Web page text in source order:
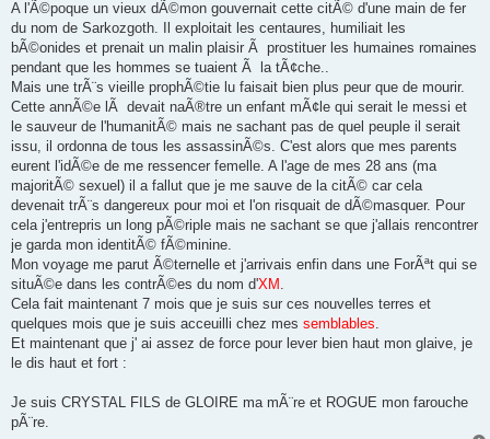
A l'Ã©poque un vieux dÃ©mon gouvernait cette citÃ© d'une main de fer
du nom de Sarkozgoth. Il exploitait les centaures, humiliait les
bÃ©onides et prenait un malin plaisir Ã prostituer les humaines romaines
pendant que les hommes se tuaient Ã la tÃ¢che..
Mais une trÃ¨s vieille prophÃ©tie lu faisait bien plus peur que de mourir.
Cette annÃ©e lÃ devait naÃ®tre un enfant mÃ¢le qui serait le messi et
le sauveur de l'humanitÃ© mais ne sachant pas de quel peuple il serait
issu, il ordonna de tous les assassinÃ©s. C'est alors que mes parents
eurent l'idÃ©e de me ressencer femelle. A l'age de mes 28 ans (ma
majoritÃ© sexuel) il a fallut que je me sauve de la citÃ© car cela
devenait trÃ¨s dangereux pour moi et l'on risquait de dÃ©masquer. Pour
cela j'entrepris un long pÃ©riple mais ne sachant se que j'allais rencontrer
je garda mon identitÃ© fÃ©minine.
Mon voyage me parut Ã©ternelle et j'arrivais enfin dans une ForÃªt qui se
situÃ©e dans les contrÃ©es du nom d'XM
Cela fait maintenant 7 mois que je suis sur ces nouvelles terres et
quelques mois que je suis acceuilli chez mes semblables
Et maintenant que j' ai assez de force pour lever bien haut mon glaive, je
le dis haut et fort :
Je suis CRYSTAL FILS de GLOIRE ma mÃ¨re et ROGUE mon farouche
pÃ¨re.